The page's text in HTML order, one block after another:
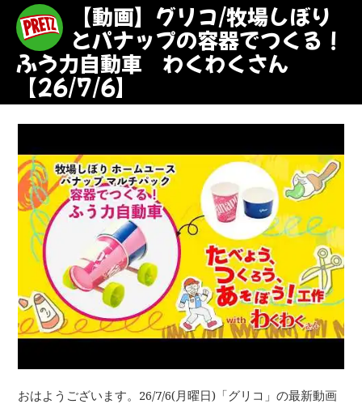
【動画】グリコ/牧場しぼり
とパナップの容器でつくる！
ふう力自動車 わくわくさん
【26/7/6】
おはようございます。26/7/6(月曜日)「グリコ」の最新動画